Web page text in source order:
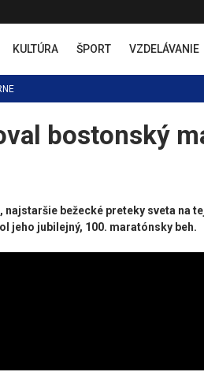
KULTÚRA ŠPORT VZDELÁVANIE
bostonský
bežecké preteky sveta na
jeho jubilejný, 100. maratónsky beh.​